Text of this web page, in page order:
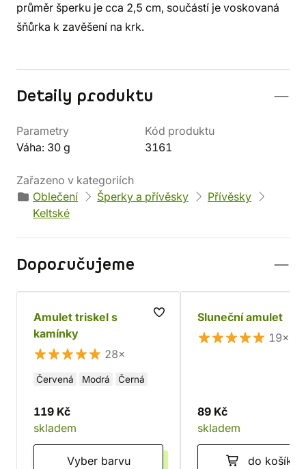
průměr šperku je cca 2,5 cm, součástí je voskovaná
šňůrka k zavěšení na krk.
Detaily produktu
Parametry
Váha: 30 g
Kód produktu
3161
Zařazeno v kategoriích
Oblečení
Šperky a přívěsky
Přívěsky
Keltské
Doporučujeme
Amulet triskel s
kamínky
28×
Červená Modrá Černá
119 Kč
skladem
Vyber barvu
Sluneční amulet
19×
89 Kč
skladem
do košíku